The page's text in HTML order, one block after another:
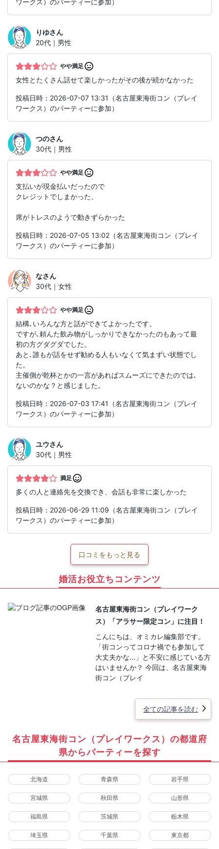
ワークス）のパーティーに参加）
りゆさん
20代｜男性
やや満足
女性とたくさん話せて楽しかったがその後が続かなかった
投稿日時：2026-07-07 13:31（名古屋東海街コン（プレイ
ワークス）のパーティーに参加）
つのさん
30代｜男性
やや満足
支払いが現金払いだったので
クレジットでしまかった、
席がトレスのようで動きずらかった
投稿日時：2026-07-05 13:02（名古屋東海街コン（プレイ
ワークス）のパーティーに参加）
なさん
30代｜女性
やや満足
結構､いろんな方と話ができてよかったです。
ですが､頼んた飲み物がしっかりできなかったのもあって最
初の方グダグダでした。
あと､誰もが話をせず勧める人もいなくて気まずい状態でし
た。
主催側が乾杯とかの一言があればスムーズにできたのでは､
ないのかな？と感じました。
投稿日時：2026-07-03 17:41（名古屋東海街コン（プレイ
ワークス）のパーティーに参加）
ユウさん
30代｜男性
満足
多くの人と連絡先を交換でき、会話も非常に楽しかった
投稿日時：2026-06-29 11:09（名古屋東海街コン（プレイ
ワークス）のパーティーに参加）
口コミをもっと見る
婚活お役立ちコンテンツ
名古屋東海街コン（プレイワーク
ス）「アラサー限定コン」に注目！
こんにちは、オミカレ編集部です。
「街コンってコロナ禍でも参加して
大丈夫かな…」と不安に感じている方
はいませんか？ 今回は、名古屋東海
街コン（プレイ
全ての記事を読む
名古屋東海街コン（プレイワークス）の都道府
県からパーティーを探す
北海道 青森県 岩手県
宮城県 秋田県 山形県
福島県 茨城県 栃木県
埼玉県 千葉県 東京都